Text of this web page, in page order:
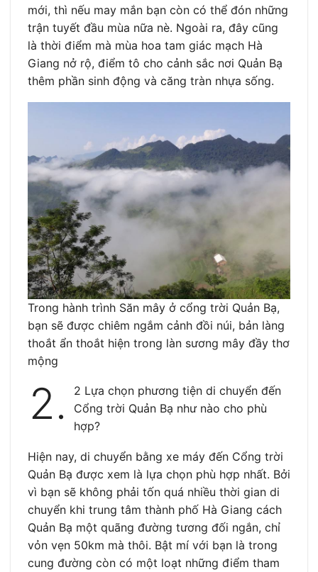
mới, thì nếu may mắn bạn còn có thể đón những
trận tuyết đầu mùa nữa nè. Ngoài ra, đây cũng
là thời điểm mà mùa hoa tam giác mạch Hà
Giang nở rộ, điểm tô cho cảnh sắc nơi Quản Bạ
thêm phần sinh động và căng tràn nhựa sống.
Trong hành trình Săn mây ở cổng trời Quản Bạ,
bạn sẽ được chiêm ngắm cảnh đồi núi, bản làng
thoắt ẩn thoắt hiện trong làn sương mây đầy thơ
mộng
2.
2 Lựa chọn phương tiện di chuyển đến
Cổng trời Quản Bạ như nào cho phù
hợp?
Hiện nay, di chuyển bằng xe máy đến Cổng trời
Quản Bạ được xem là lựa chọn phù hợp nhất. Bởi
vì bạn sẽ không phải tốn quá nhiều thời gian di
chuyển khi trung tâm thành phố Hà Giang cách
Quản Bạ một quãng đường tương đối ngắn, chỉ
vỏn vẹn 50km mà thôi. Bật mí với bạn là trong
cung đường còn có một loạt những điểm tham